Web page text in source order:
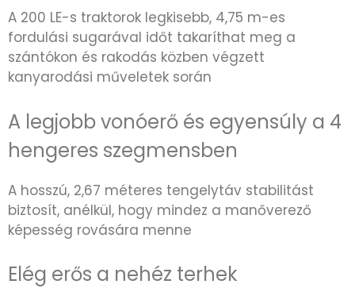
A 200 LE-s traktorok legkisebb, 4,75 m-es
fordulási sugarával időt takaríthat meg a
szántókon és rakodás közben végzett
kanyarodási műveletek során
A legjobb vonóerő és egyensúly a 4
hengeres szegmensben
A hosszú, 2,67 méteres tengelytáv stabilitást
biztosít, anélkül, hogy mindez a manőverező
képesség rovására menne
Elég erős a nehéz terhek